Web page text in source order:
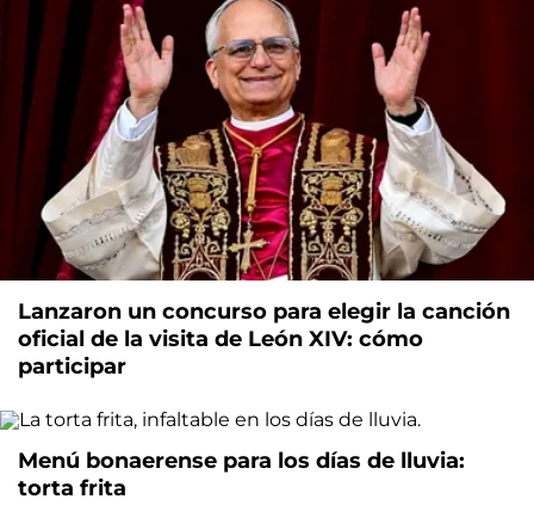
Lanzaron un concurso para elegir la canción
oficial de la visita de León XIV: cómo
participar
Menú bonaerense para los días de lluvia:
torta frita